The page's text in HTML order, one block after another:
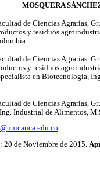
MOSQUERA
de Ciencias Agrarias,
y residuos
de Ciencias Agrarias.
y residuos
en Biotecnología,
de Ciencias Agrarias,
Industrial de Alimentos,
: 20 de Noviembre de 2015.